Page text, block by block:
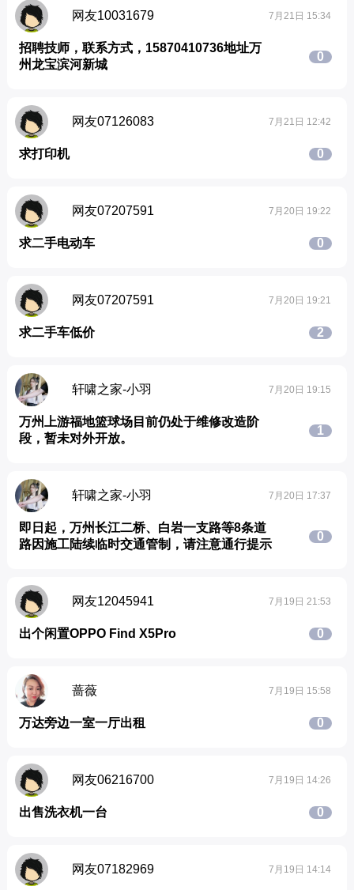
网友10031679 7月21日 15:34
招聘技师，联系方式，15870410736地址万
州龙宝滨河新城
0
网友07126083 7月21日 12:42
求打印机 0
网友07207591 7月20日 19:22
求二手电动车 0
网友07207591 7月20日 19:21
求二手车低价 2
轩啸之家-小羽 7月20日 19:15
万州上游福地篮球场目前仍处于维修改造阶
段，暂未对外开放。
1
轩啸之家-小羽 7月20日 17:37
即日起，万州长江二桥、白岩一支路等8条道
路因施工陆续临时交通管制，请注意通行提示
0
网友12045941 7月19日 21:53
出个闲置OPPO Find X5Pro 0
蔷薇 7月19日 15:58
万达旁边一室一厅出租 0
网友06216700 7月19日 14:26
出售洗衣机一台 0
网友07182969 7月19日 14:14